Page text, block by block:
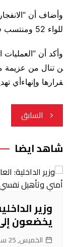
وأضاف أن “الانفجار
للواء
ومنتسب
وأكد أن “العمليات
ن تنال من عزيمة
قرارها وإنهاءأي
تصفّح
المقالات
السابق
شاهد ايضا
وزير
يخضعون
الخميس, 25 سبتمبر 2025, 13:54